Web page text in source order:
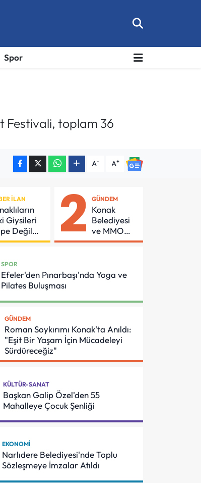
Spor
Festivali, toplam 36
A- A+
İLAN
Giysileri
Değil
2 GÜNDEM
Konak
Belediyesi
ve MMO
Arasında
İçin Önemli
Protokol
SPOR
Efeler'den Pınarbaşı'nda Yoga ve
Pilates Buluşması
GÜNDEM
Roman Soykırımı Konak'ta Anıldı:
"Eşit Bir Yaşam İçin Mücadeleyi
Sürdüreceğiz"
KÜLTÜR-SANAT
Başkan Galip Özel'den 55
Mahalleye Çocuk Şenliği
EKONOMI
Narlıdere Belediyesi'nde Toplu
Sözleşmeye İmzalar Atıldı